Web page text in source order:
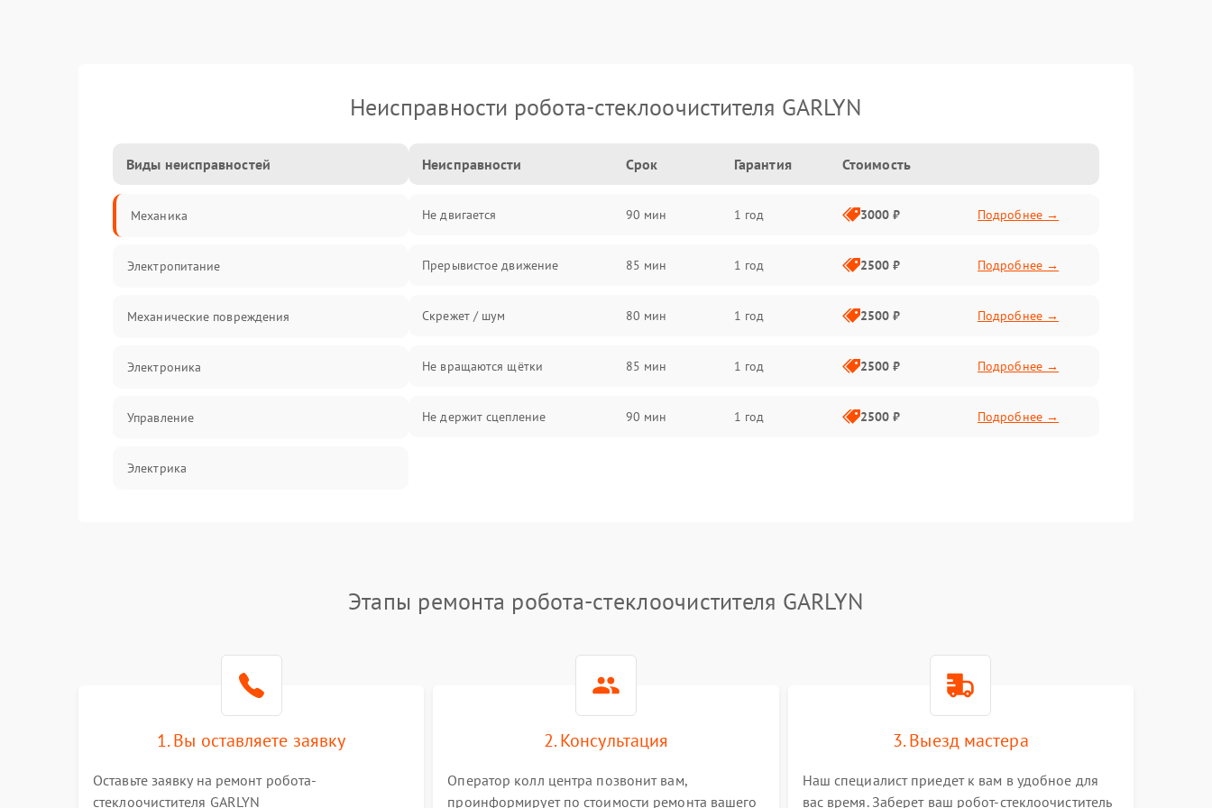
Неисправности робота-стеклоочистителя GARLYN
Виды неисправностей
Механика
Электропитание
Механические повреждения
Электроника
Управление
Электрика
Неисправности Срок Гарантия Стоимость
Не двигается 90 мин 1 год 3000 ₽ Подробнее →
Прерывистое движение 85 мин 1 год 2500 ₽ Подробнее →
Скрежет / шум 80 мин 1 год 2500 ₽ Подробнее →
Не вращаются щётки 85 мин 1 год 2500 ₽ Подробнее →
Не держит сцепление 90 мин 1 год 2500 ₽ Подробнее →
Этапы ремонта робота-стеклоочистителя GARLYN
1. Вы оставляете заявку
Оставьте заявку на ремонт робота-
стеклоочистителя GARLYN
2. Консультация
Оператор колл центра позвонит вам,
проинформирует по стоимости ремонта вашего
3. Выезд мастера
Наш специалист приедет к вам в удобное для
вас время. Заберет ваш робот-стеклоочиститель